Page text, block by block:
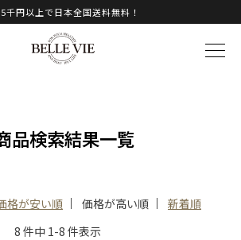
千円以上で日本全国送料無料！
品検索結果一覧
格が安い順 価格が高い順
新着順
8 件中 1-8 件表示